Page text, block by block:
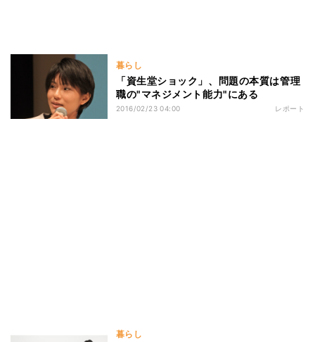
暮らし
「資生堂ショック」、問題の本質は管理
職の"マネジメント能力"にある
2016/02/23 04:00 レポート
暮らし